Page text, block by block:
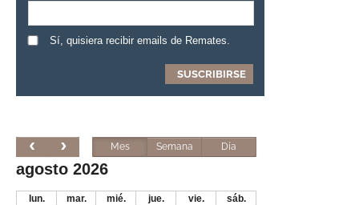
Sí, quisiera recibir emails de Remates.
Mes Semana Día
agosto 2026
lun. mar. mié. jue. vie.
sáb.